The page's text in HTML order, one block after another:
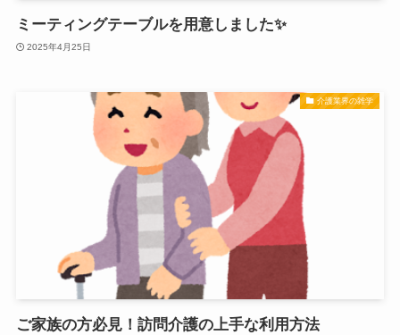
ミーティングテーブルを用意しました✨
2025年4月25日
介護業界の雑学
ご家族の方必見！訪問介護の上手な利用方法